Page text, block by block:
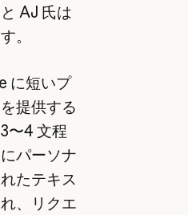
AJ 氏は
。
に短いプ
提供する
〜4 文程
パーソナ
たテキス
、リクエ